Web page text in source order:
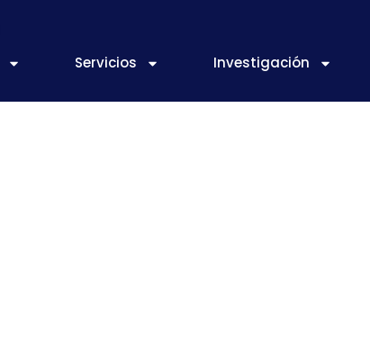
Servicios Investigación